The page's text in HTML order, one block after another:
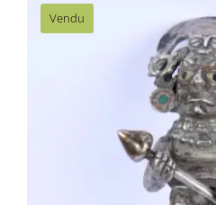
Vendu
AMS029 Tumi